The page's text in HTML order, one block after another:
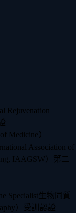
Rejuvenation
Medicine）
Association of
IAAGSW）第二
Specialist生物同質
）受訓認證